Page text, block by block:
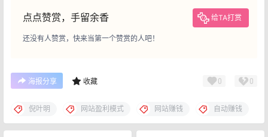
点点赞赏，手留余香 给TA打赏
还没有人赞赏，快来当第一个赞赏的人吧！
海报分享 收藏 0 0
倪叶明 网站盈利模式 网站赚钱 自动赚钱